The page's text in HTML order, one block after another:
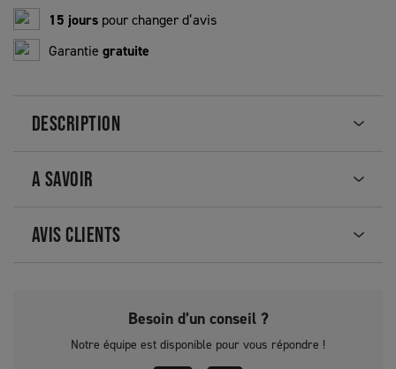
15 jours pour changer d’avis
Garantie gratuite
DESCRIPTION
A SAVOIR
AVIS CLIENTS
Besoin d’un conseil ?
Notre équipe est disponible pour vous répondre !